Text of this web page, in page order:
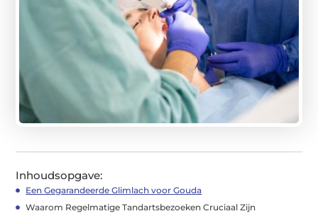
Inhoudsopgave:
Een Gegarandeerde Glimlach voor Gouda
Waarom Regelmatige Tandartsbezoeken Cruciaal Zijn